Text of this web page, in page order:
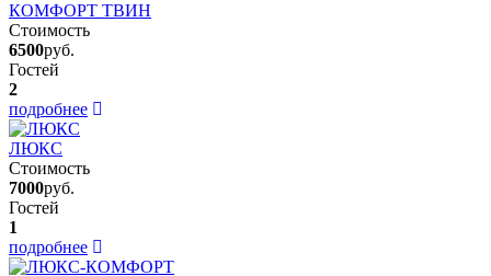
КОМФОРТ ТВИН
Стоимость
6500руб.
Гостей
2
подробнее
ЛЮКС
Стоимость
7000руб.
Гостей
1
подробнее